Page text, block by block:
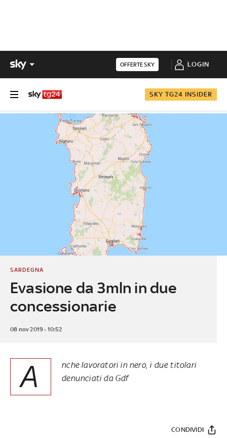
OFFERTE SKY LOGIN
SKY TG24 INSIDER
Evasione da 3mln in due
concessionarie
SARDEGNA
08 nov 2019 - 10:52
A
nche lavoratori in nero, i due titolari
denunciati da Gdf
CONDIVIDI